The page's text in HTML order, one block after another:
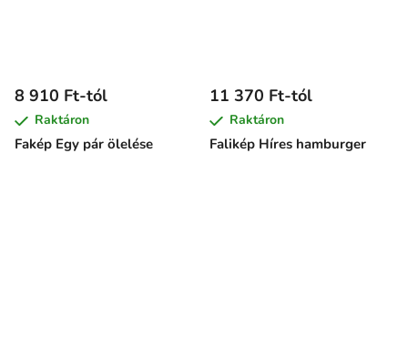
Fakép Egy pár ölelése
8 910 Ft-tól
Raktáron
Falikép Híres hamburger
11 370 Ft-tól
Raktáron